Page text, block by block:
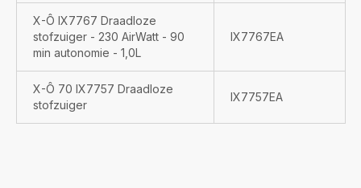
X-Ô IX7767 Draadloze
stofzuiger - 230 AirWatt - 90
min autonomie - 1,0L
IX7767EA
X-Ô 70 IX7757 Draadloze
stofzuiger
IX7757EA